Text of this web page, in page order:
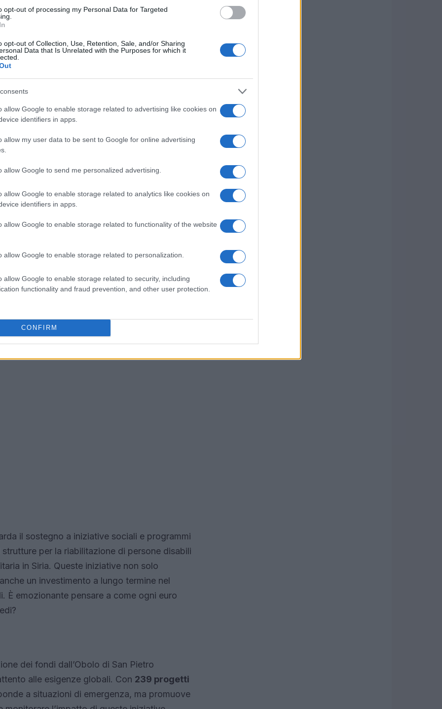
opt-out of processing my Personal Data for Targeted
opt-out of Collection, Use, Retention, Sale, and/or Sharing
Data that Is Unrelated with the Purposes for which it
allow Google to enable storage related to advertising like cookies on
identifiers in apps.
allow my user data to be sent to Google for online advertising
allow Google to send me personalized advertising.
allow Google to enable storage related to analytics like cookies on
identifiers in apps.
allow Google to enable storage related to functionality of the website
allow Google to enable storage related to personalization.
allow Google to enable storage related to security, including
functionality and fraud prevention, and other user protection.
CONFIRM
ricevute dall’Obolo di San Pietro hanno
. Questo importo è frutto principalmente delle
della solennità dei Santi Pietro e Paolo,
diocesi e privati. È interessante notare che il
segno di una rete di sostegno molto
di fondazioni e istituti religiosi.
dai bonifici agli assegni, fino ai lasciti
donatori di supportare le iniziative del Papa.
donatore, rappresentando il
25,2%
del
di donatori, unita a differenti forme di
che supporta la missione apostolica.
supporto per le opere di bene?
attività missionarie. In particolare,
condotte dai Dicasteri della Santa Sede,
in239 progettidi assistenza in diverse parti del
di un centro di formazione in
dimostrando l’impegno della Chiesa nel
il sostegno a iniziative sociali e programmi
per la riabilitazione di persone disabili
in Siria. Queste iniziative non solo
un investimento a lungo termine nel
È emozionante pensare a come ogni euro
dei fondi dall’Obolo di San Pietro
alle esigenze globali. Con 239 progetti
a situazioni di emergenza, ma promuove